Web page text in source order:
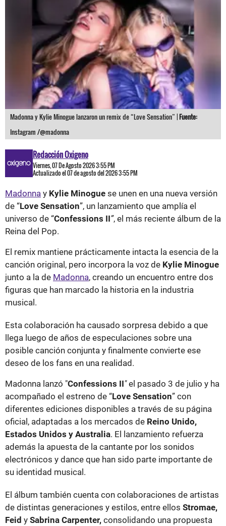
Madonna y Kylie Minogue lanzaron un remix de “Love Sensation” |Fuente:
Instagram /@madonna
Redacción Oxigeno
Viernes, 07 De Agosto 2026 3:55 PM
Actualizado el 07 de agosto del 2026 3:55 PM
Madonna y Kylie Minogue se unen en una nueva versión
de “Love Sensation”, un lanzamiento que amplía el
universo de “Confessions II”, el más reciente álbum de la
Reina del Pop.
El remix mantiene prácticamente intacta la esencia de la
canción original, pero incorpora la voz de Kylie Minogue
junto a la de Madonna, creando un encuentro entre dos
figuras que han marcado la historia en la industria
musical.
Esta colaboración ha causado sorpresa debido a que
llega luego de años de especulaciones sobre una
posible canción conjunta y finalmente convierte ese
deseo de los fans en una realidad.
Madonna lanzó "Confessions II"el pasado 3 de julio y ha
acompañado el estreno de “Love Sensation” con
diferentes ediciones disponibles a través de su página
oficial, adaptadas a los mercados de Reino Unido,
Estados Unidos y Australia. El lanzamiento refuerza
además la apuesta de la cantante por los sonidos
electrónicos y dance que han sido parte importante de
su identidad musical.
El álbum también cuenta con colaboraciones de artistas
de distintas generaciones y estilos, entre ellos Stromae,
Feid y Sabrina Carpenter, consolidando una propuesta